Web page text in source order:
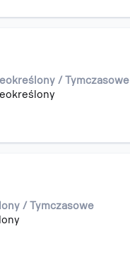
/ Tymczasowe
/ Tymczasowe